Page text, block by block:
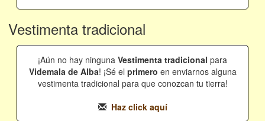
Vestimenta tradicional
¡Aún no hay ninguna Vestimenta tradicional para
Videmala de Alba! ¡Sé el primero en enviarnos alguna
vestimenta tradicional para que conozcan tu tierra!
Haz click aquí